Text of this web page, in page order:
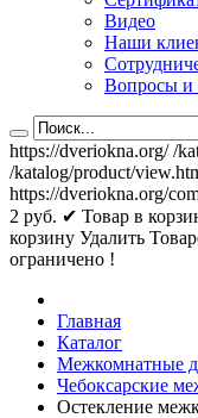
Видео
Наши
Вопросы и
https://dveriokna.org/ /
/katalog/product/
https://dveriokna.org/
2 руб. ✔ Товар в
корзину Удалить
ограничено !
Главная
Каталог
Межкомнатные
Чебоксарские
Остекление